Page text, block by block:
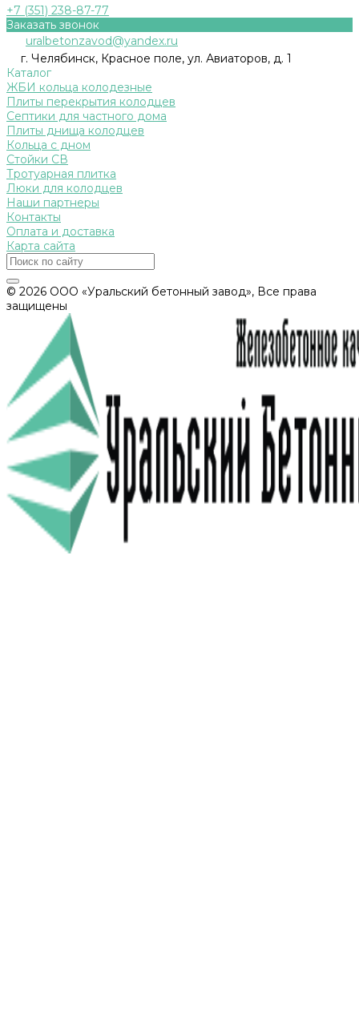
+7 (351) 238-87-77
Заказать звонок
uralbetonzavod@yandex.ru
г. Челябинск, Красное поле, ул. Авиаторов, д. 1
Каталог
ЖБИ кольца колодезные
Плиты перекрытия колодцев
Септики для частного дома
Плиты днища колодцев
Кольца с дном
Стойки СВ
Тротуарная плитка
Люки для колодцев
Наши партнеры
Контакты
Оплата и доставка
Карта сайта
© 2026 ООО «Уральский бетонный завод», Все права
защищены